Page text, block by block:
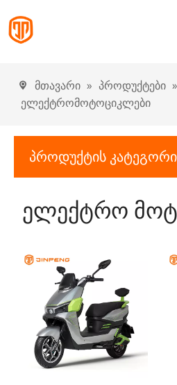
მთავარი » პროდუქტები »
ელექტრომოტოციკლები
ელექტრო
პროდუქტის